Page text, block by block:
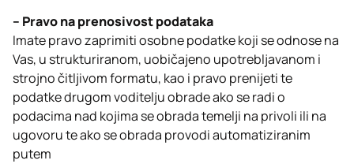
– Pravo na prenosivost podataka
Imate pravo zaprimiti osobne podatke koji se odnose na
Vas, u strukturiranom, uobičajeno upotrebljavanom i
strojno čitljivom formatu, kao i pravo prenijeti te
podatke drugom voditelju obrade ako se radi o
podacima nad kojima se obrada temelji na privoli ili na
ugovoru te ako se obrada provodi automatiziranim
putem